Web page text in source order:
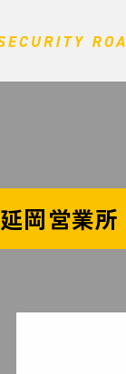
延岡営業所